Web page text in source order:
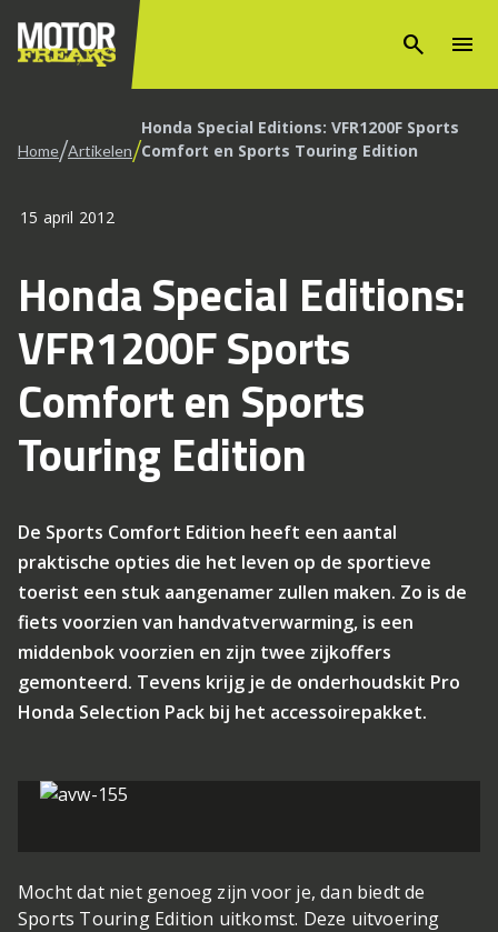
search menu
Home/Artikelen/Honda Special Editions: VFR1200F Sports
Comfort en Sports Touring Edition
15 april 2012
Honda Special Editions:
VFR1200F Sports
Comfort en Sports
Touring Edition
De Sports Comfort Edition heeft een aantal
praktische opties die het leven op de sportieve
toerist een stuk aangenamer zullen maken. Zo is de
fiets voorzien van handvatverwarming, is een
middenbok voorzien en zijn twee zijkoffers
gemonteerd. Tevens krijg je de onderhoudskit Pro
Honda Selection Pack bij het accessoirepakket.
Mocht dat niet genoeg zijn voor je, dan biedt de
Sports Touring Edition uitkomst. Deze uitvoering